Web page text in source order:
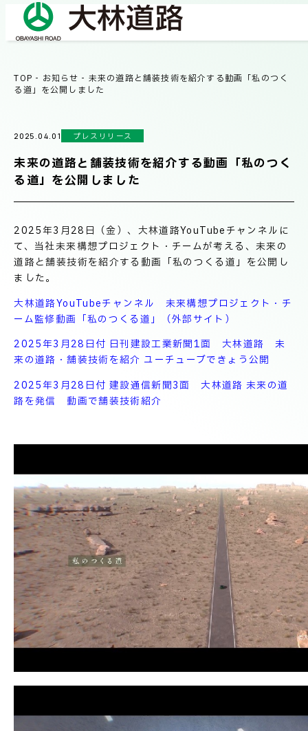
COMPANY
会社概要
社長メッセージ/企業理念
サステナビリティ
電子公告
BUSINESS
事業紹介
OUR WORKS
施工事例
技術情報
PRODUCT INFORMATION
製品情報
お知らせ
RECRUIT
採用情報
お取引先の皆様へ
TOP - お知らせ - 未来の道路と舗装技術を紹介する動画「私のつく
る道」を公開しました
2025.04.01 プレスリリース
未来の道路と舗装技術を紹介する動画「私のつく
る道」を公開しました
2025年3月28日（金）、大林道路YouTubeチャンネルに
て、当社未来構想プロジェクト・チームが考える、未来の
道路と舗装技術を紹介する動画「私のつくる道」を公開し
ました。
大林道路YouTubeチャンネル 未来構想プロジェクト・チ
ーム監修動画「私のつくる道」（外部サイト）
2025年3月28日付 日刊建設工業新聞1面 大林道路 未
来の道路・舗装技術を紹介 ユーチューブできょう公開
2025年3月28日付 建設通信新聞3面 大林道路 未来の道
路を発信 動画で舗装技術紹介